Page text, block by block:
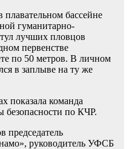
бассейне
гуманитарно-
лучших пловцов
первенстве
по 50 метров. В личном
в заплыве на ту же
показала команда
безопасности по КЧР.
председатель
руководитель УФСБ